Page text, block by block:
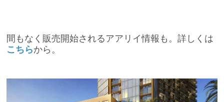
間もなく販売開始されるアアリイ情報も。詳しくは
こちらから。